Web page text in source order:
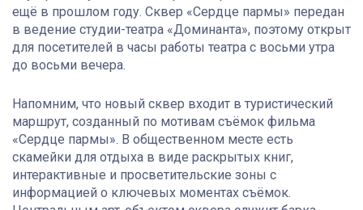
ещё в прошлом году. Сквер «Сердце пармы» передан
в ведение студии-театра «Доминанта», поэтому открыт
для посетителей в часы работы театра с восьми утра
до восьми вечера.
Напомним, что новый сквер входит в туристический
маршрут, созданный по мотивам съёмок фильма
«Сердце пармы». В общественном месте есть
скамейки для отдыха в виде раскрытых книг,
интерактивные и просветительские зоны с
информацией о ключевых моментах съёмок.